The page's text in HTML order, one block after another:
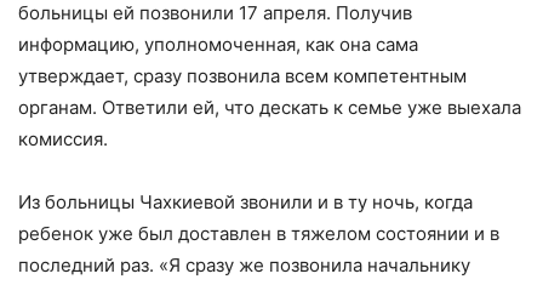
больницы ей позвонили 17 апреля. Получив
информацию, уполномоченная, как она сама
утверждает, сразу позвонила всем компетентным
органам. Ответили ей, что дескать к семье уже выехала
комиссия.
Из больницы Чахкиевой звонили и в ту ночь, когда
ребенок уже был доставлен в тяжелом состоянии и в
последний раз. «Я сразу же позвонила начальнику